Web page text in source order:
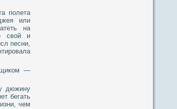
полета
или
на
свой и
песни,
—
дюжину
бегать
чем